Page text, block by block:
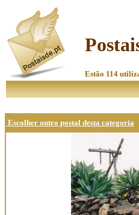
Estão 114
Escolher outro postal desta categoria